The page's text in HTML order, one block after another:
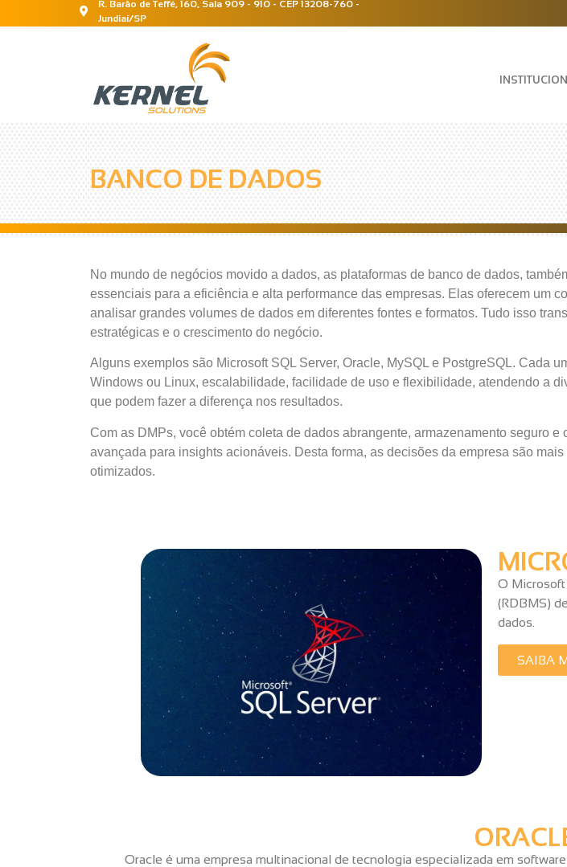
R. Barão de Teffé, 160, Sala 909 - 910 - CEP 13208-760 -
Jundiaí/SP
BANCO DE DADOS
No mundo de negócios movido a dados, as plataformas de banco de dados,
essenciais para a eficiência e alta performance das empresas. Elas oferecem um
analisar grandes volumes de dados em diferentes fontes e formatos. Tudo isso
estratégicas e o crescimento do negócio.
Alguns exemplos são Microsoft SQL Server, Oracle, MySQL e PostgreSQL. Cada
Windows ou Linux, escalabilidade, facilidade de uso e flexibilidade, atendendo a
que podem fazer a diferença nos resultados.
Com as DMPs, você obtém coleta de dados abrangente, armazenamento seguro
avançada para insights acionáveis. Desta forma, as decisões da empresa são
otimizados.
O Microsoft
(RDBMS)
dados.
SAIBA
Oracle é uma empresa multinacional de tecnologia especializada em